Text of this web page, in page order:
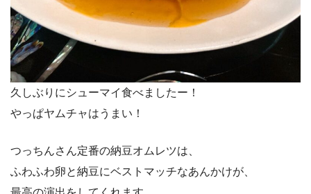
久しぶりにシューマイ食べましたー！
やっぱヤムチャはうまい！
つっちんさん定番の納豆オムレツは、
ふわふわ卵と納豆にベストマッチなあんかけが、